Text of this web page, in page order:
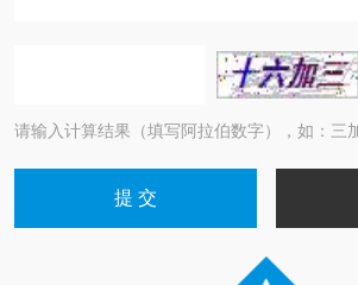
请输入计算结果（填写阿拉伯数字），如：三